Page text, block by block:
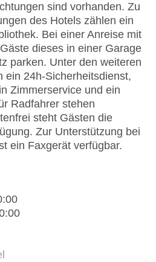
sind vorhanden. Zu
des Hotels zählen ein
Bei einer Anreise mit
dieses in einer Garage
parken. Unter den weiteren
ein 24h-Sicherheitsdienst,
Zimmerservice und ein
Radfahrer stehen
steht Gästen die
Zur Unterstützung bei
ein Faxgerät verfügbar.